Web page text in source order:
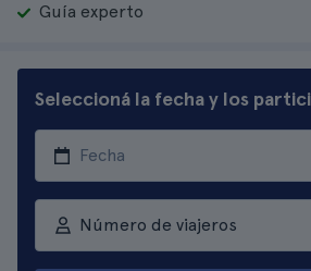
Guía experto
Seleccioná la fecha y los
Número de viajeros